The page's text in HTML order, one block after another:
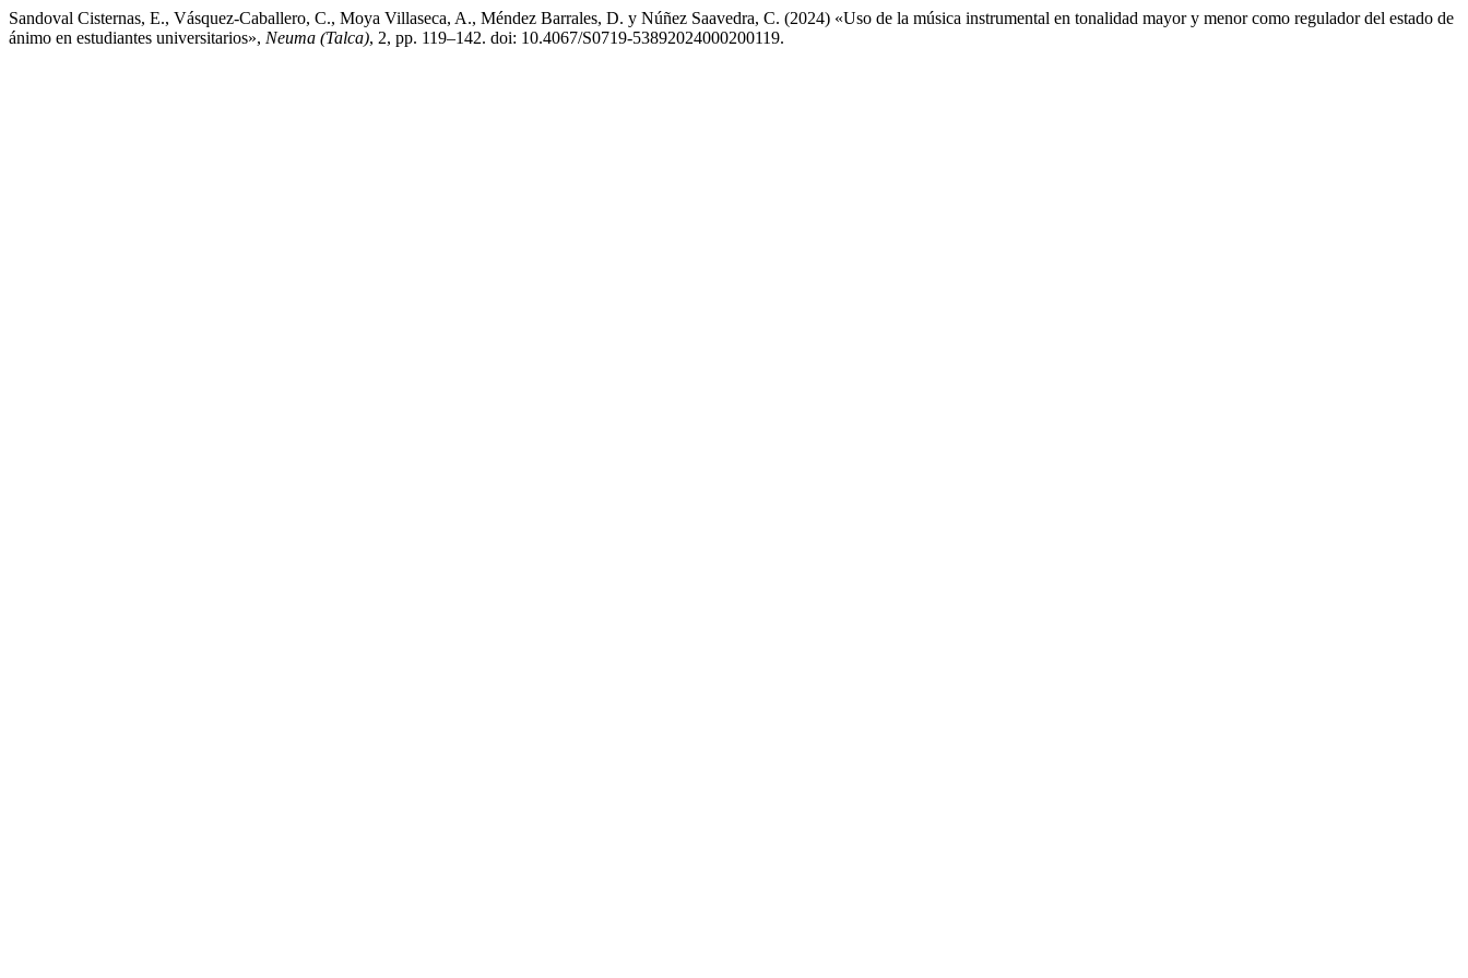
Sandoval Cisternas, E., Vásquez-Caballero, C., Moya Villaseca, A., Méndez Barrales, D. y Núñez Saavedra, C. (2024) «Uso de la música instrumental en tonalidad mayor y menor como regulador del estado de
ánimo en estudiantes universitarios», Neuma (Talca), 2, pp. 119–142. doi: 10.4067/S0719-53892024000200119.